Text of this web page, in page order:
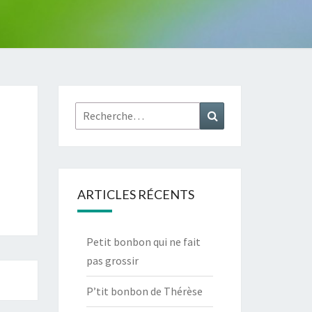
Rechercher :
ARTICLES RÉCENTS
Petit bonbon qui ne fait
pas grossir
P’tit bonbon de Thérèse